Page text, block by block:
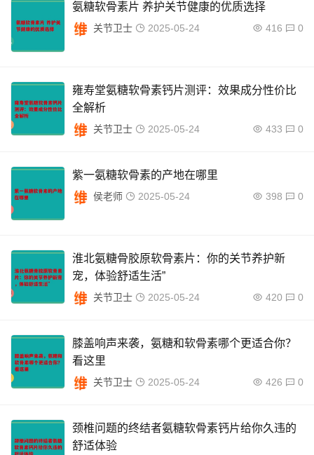
氨糖软骨素片 养护关节健康的优质选择
关节卫士 2025-05-24 416 0
雍寿堂氨糖软骨素钙片测评：效果成分性价比
全解析
关节卫士 2025-05-24 433 0
紫一氨糖软骨素的产地在哪里
侯老师 2025-05-24 398 0
淮北氨糖骨胶原软骨素片：你的关节养护新
宠，体验舒适生活”
关节卫士 2025-05-24 420 0
膝盖响声来袭，氨糖和软骨素哪个更适合你？
看这里
关节卫士 2025-05-24 426 0
颈椎问题的终结者氨糖软骨素钙片给你久违的
舒适体验